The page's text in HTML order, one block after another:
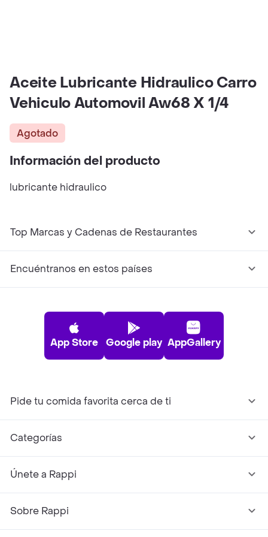
Aceite Lubricante Hidraulico Carro
Vehiculo Automovil Aw68 X 1/4
Agotado
Información del producto
lubricante hidraulico
Top Marcas y Cadenas de Restaurantes
Encuéntranos en estos países
App Store Google play AppGallery
Pide tu comida favorita cerca de ti
Categorías
Únete a Rappi
Sobre Rappi